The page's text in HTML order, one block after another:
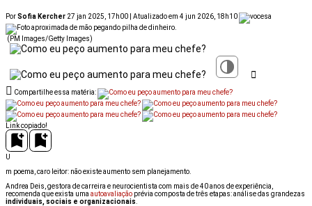
PorSofia Kercher 27 jan 2025, 17h00 | Atualizado em 4 jun 2026, 18h10
(PM Images/Getty Images)
Compartilhe essa matéria:
Link copiado!
U
m poema, caro leitor: não existe aumento sem planejamento.
Andrea Deis, gestora de carreira e neurocientista com mais de 40 anos de experiência,
recomenda que exista uma autoavaliação prévia composta de três etapas: análise das grandezas
individuais, sociais e organizacionais